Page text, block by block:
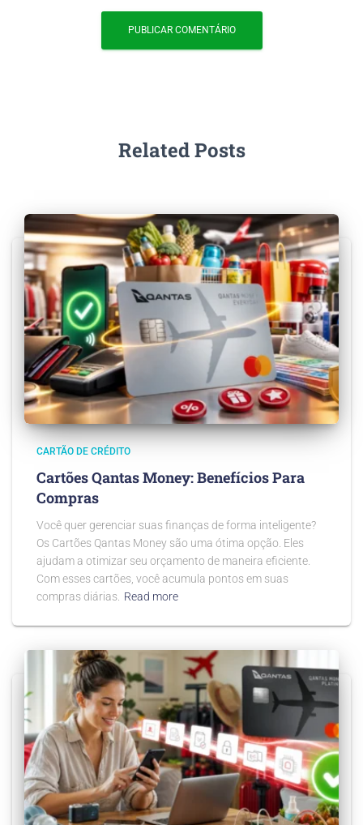
Related Posts
CARTÃO DE CRÉDITO
Cartões Qantas Money: Benefícios Para
Compras
Você quer gerenciar suas finanças de forma inteligente?
Os Cartões Qantas Money são uma ótima opção. Eles
ajudam a otimizar seu orçamento de maneira eficiente.
Com esses cartões, você acumula pontos em suas
compras diárias. Read more